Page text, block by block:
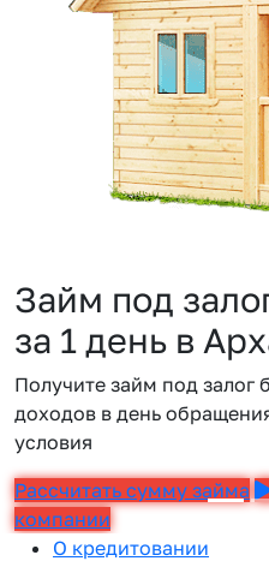
Займ под
за 1 день в
Получите займ под залог
доходов в день
условия
Рассчитать сумму займа
компании
О кредитовании